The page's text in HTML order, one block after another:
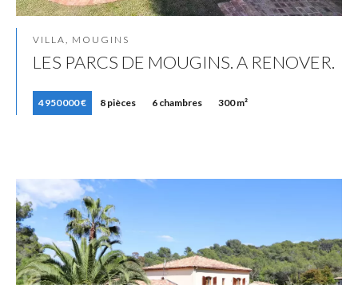
VILLA, MOUGINS
LES PARCS DE MOUGINS. A RENOVER.
4 950 000 € 8 pièces 6 chambres 300 m²